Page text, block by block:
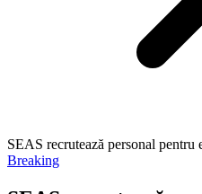
SEAS recrutează personal
Breaking